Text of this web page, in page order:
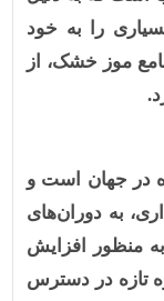
را به خود
موز خشک، از
در جهان است و
به دوران‌های
منظور افزایش
تازه در دسترس